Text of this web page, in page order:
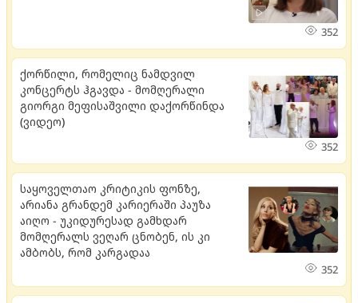
352
ქორწილი, რომელიც ნამდვილ
კონცერტს ჰგავდა - მომღერალი
გიორგი მეფისაშვილი დაქორწინდა
(ვიდეო)
352
საყოველთაო კრიტიკის ფონზე,
არიანა გრანდემ კარიერაში პაუზა
აიღო - უკიდურესად გამხდარ
მომღერალს ვეღარ ცნობენ, ის კი
ამბობს, რომ კარგადაა
352